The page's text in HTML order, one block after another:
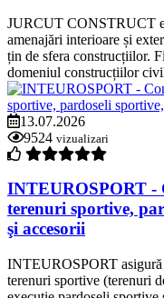
JURCUT CONSTRUCT
amenajări interioare și
țin de sfera construcțiilor.
domeniul construcțiilor
13.07.2026
9524 vizualizari
INTEUROSPORT -
terenuri sportive,
şi accesorii
INTEUROSPORT
terenuri sportive (terenuri